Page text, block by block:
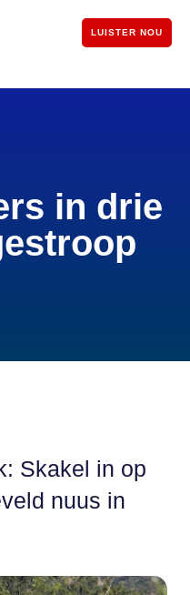
LUISTER NOU
in drie
Skakel in op
nuus in